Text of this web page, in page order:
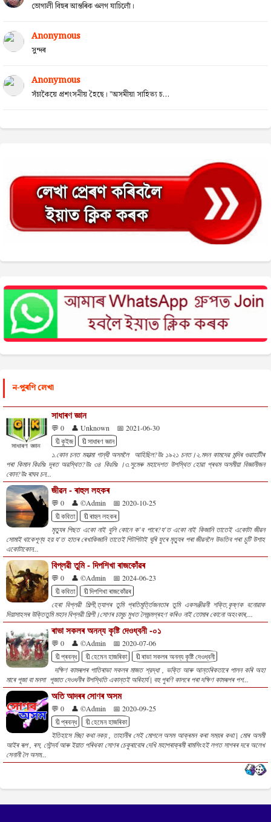
ভোগালী বিহুৰ আন্তৰিক ওলগ যাচিলোঁ।
Anonymous
সুন্দৰ
Anonymous
সঁচাকৈয়ে প্ৰশংসনীয় হৈছে। "অসমীয়া সাহিত্য চ...
ন-পুৰণি লেখা
সাধাৰণ জ্ঞান
💬 0 👤 Unknown
📅 2021-06-30
🔖কুইজ
🔖সাধাৰণ জ্ঞান
১.কোন চনত মহাত্মা গান্ধী অসমলৈ আহিছিল?উঃ ১৯২১ চনত।২.মদন কামদেৱ মন্দিৰ গুৱাহাটীৰ
পৰা কিমান কিঃমিঃ দূৰত অৱস্থিত?উঃ ৩৪ কিঃমিঃ ।৩.সুমেৰু মহাদেশত উপস্থিত হোৱা প্ৰথম অসমীয়া বিজ্ঞানীজন
কোন?উঃ ৰাঘব চন...
জীৱন - ৰাহুল লহকৰ
💬 0 👤 ©Admin
📅 2020-10-25
🔖কবিতা
🔖ৰাহুল লহকৰ
মৃত্যুৰ পিছত একো নাই বুলি কোনে ক’ব পাৰে?য’ত একো নাই কিজানি তাতেই একোটা জীৱন
সোমাই থাকেশূণ্য হয় য’ত হাতৰ ৰেখাকিজানি তাতেই পিটপিটাই ঘূৰি ফুৰে মৃত্যুৰ পৰা জীৱনলৈ উভতিব পৰা চুটি উশাহ
একোটাকোন...
বিপ্লৱী তুমি - দিপশিখা ৰাজকোঁৱৰ
💬 0 👤 ©Admin
📅 2024-06-23
🔖কবিতা
🔖দিপশিখা ৰাজকোঁৱৰ
হেৰা বিপ্লৱী শিল্পী,ত্যাগৰ তুমি প্ৰতিমূৰ্ত্তিজনতাৰ তুমি একসঞ্জীৱনী শক্তি,কৃষ্ণক বনোৱাক
দিয়াসাহসৰ উক্তিতুমি মহান বিপ্লৱী শিল্পী।সোণৰ চামুচ মুখত লৈজন্মগ্ৰহণ কৰিও নাই তোমাৰ কোনো অহংকাৰ,...
ৰাভা সকলৰ অনন্য কৃষ্টি দেওধ্বনী -০১
💬 0 👤 ©Admin
📅 2020-07-06
🔖প্ৰবন্ধ
🔖হেমেন হাজৰিকা
🔖ৰাভা সকলৰ অনন্য কৃষ্টি দেওধ্বনী
দক্ষিণ কামৰূপৰ পাতিৰাভা সকলৰ মাজত শ্রদ্ধা , ভক্তি আৰু আন্তৰিকতাৰে পালন কৰি অহা
মাৰে পূজা বা মনসা পূজাত দেওধনীৰ উপস্থিতি একান্তই অৰিহাৰ্য | বহু পুৰণি কালৰে পৰা দক্ষিণ কামৰূপৰ পশ...
অতি আদৰৰ সোণৰ অসম
💬 0 👤 ©Admin
📅 2020-09-25
🔖প্ৰবন্ধ
🔖হেমেন হাজৰিকা
ইতিহাসে মিছা কথা নকয় , তাহানীৰ সেই মোগলে অসম আক্ৰমন কৰা সময়ৰ কথা | মোৰ অসমী
আইৰ ৰূপ , ৰস, সৌন্দৰ্য আৰু ইয়াত পৰিথকা সোণৰ চেকুৰাবোৰ দেখি মহাপৰাক্ৰমী ৰামসিংহই লগত সাগৰৰ দৰে অলেখ
সেনানী লৈ অসম...